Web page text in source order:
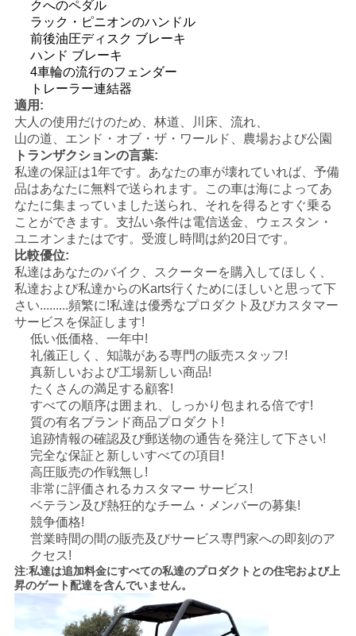
クへのペダル
ラック・ピニオンのハンドル
前後油圧ディスク ブレーキ
ハンド ブレーキ
4車輪の流行のフェンダー
トレーラー連結器
適用:
大人の使用だけのため、林道、川床、流れ、
山の道、エンド・オブ・ザ・ワールド、農場および公園
トランザクションの言葉:
私達の保証は1年です。あなたの車が壊れていれば、予備
品はあなたに無料で送られます。この車は海によってあ
なたに集まっていました送られ、それを得るとすぐ乗る
ことができます。支払い条件は電信送金、ウェスタン・
ユニオンまたはです。受渡し時間は約20日です。
比較優位:
私達はあなたのバイク、スクーターを購入してほしく、
私達および私達からのKarts行くためにほしいと思って下
さい.........頻繁に!私達は優秀なプロダクト及びカスタマー
サービスを保証します!
低い低価格、一年中!
礼儀正しく、知識がある専門の販売スタッフ!
真新しいおよび工場新しい商品!
たくさんの満足する顧客!
すべての順序は囲まれ、しっかり包まれる倍です!
質の有名ブランド商品プロダクト!
追跡情報の確認及び郵送物の通告を発注して下さい!
完全な保証と新しいすべての項目!
高圧販売の作戦無し!
非常に評価されるカスタマー サービス!
ベテラン及び熱狂的なチーム・メンバーの募集!
競争価格!
営業時間の間の販売及びサービス専門家への即刻のア
クセス!
注:私達は追加料金にすべての私達のプロダクトとの住宅および上
昇のゲート配達を含んでいません。